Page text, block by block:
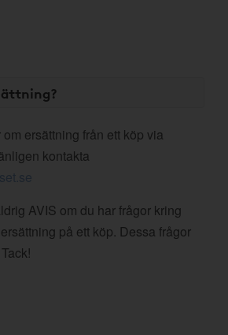
ersättning från ett köp via
kontakta
AVIS om du har frågor kring
på ett köp. Dessa frågor